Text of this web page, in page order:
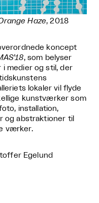
Haze, 2018
koncept
, som belyser
medier og stil, der
lokaler vil flyde
kunstværker som
installation,
og abstraktioner til
værker.
Egelund